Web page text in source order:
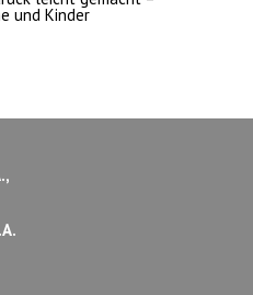
und Kinder